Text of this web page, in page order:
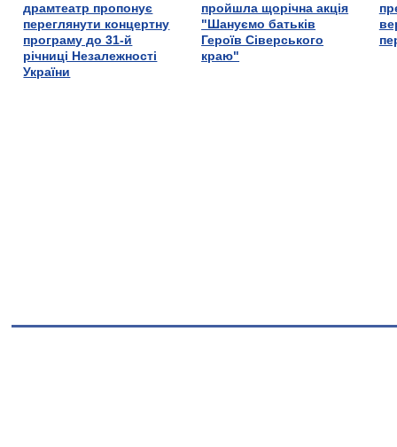
драмтеатр пропонує
переглянути концертну
програму до 31-й
річниці Незалежності
України
пройшла щорічна акція
"Шануємо батьків
Героїв Сіверського
краю"